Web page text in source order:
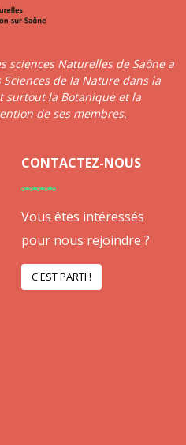
sciences Naturelles de Saône a
de la Nature dans la
surtout la Botanique et la
de ses membres.
CONTACTEZ-NOUS
Vous êtes intéressés
pour nous rejoindre ?
C'EST PARTI !